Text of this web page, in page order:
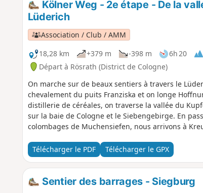
Kölner Weg - 2e étape - De la
Lüderich
Association / Club / AMM
18,28 km
+379 m -398 m 6h 20
Départ à Rösrath (District de Cologne)
On marche sur de beaux sentiers à travers le
chevalement du puits Franziska et on longe
distillerie de céréales, on traverse la vallée du
sur la baie de Cologne et le Siebengebirge. En
colombages de Muchensiefen, nous arrivons à
Télécharger le PDF Télécharger le GPX
Sentier des barrages - Siegburg